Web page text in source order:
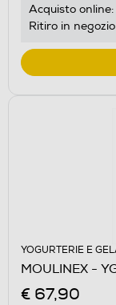
Acquisto online:
Ritiro in
YOGURTERIE E
MOULINEX -
€ 67,90